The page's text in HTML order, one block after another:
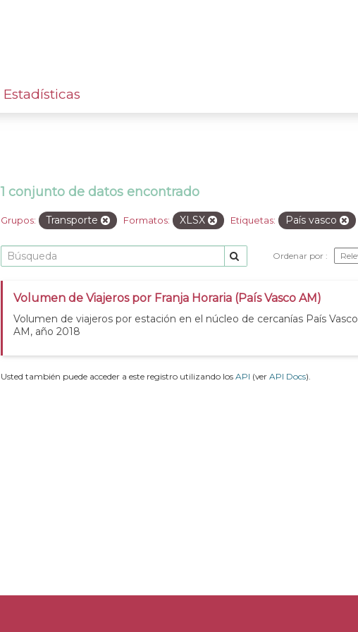
Estadísticas
1 conjunto de datos encontrado
Grupos: Transporte Formatos: XLSX Etiquetas: País vasco
Ordenar por
Volumen de Viajeros por Franja Horaria (País Vasco AM)
Volumen de viajeros por estación en el núcleo de cercanías País Vasco
AM, año 2018
Usted también puede acceder a este registro utilizando los API (ver API Docs).